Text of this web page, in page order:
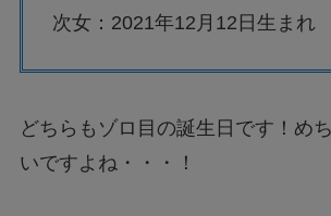
次女：2021年12月12日生まれ
どちらもゾロ目の誕生日です！め
いですよね・・・！